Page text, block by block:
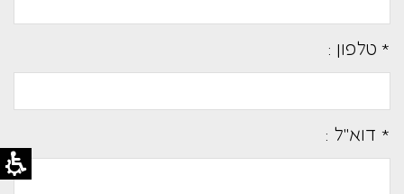
* טלפון :
* דוא''ל :